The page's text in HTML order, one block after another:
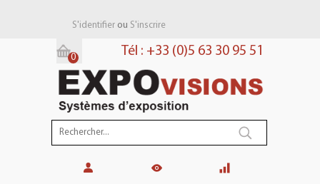
S'identifierou S'inscrire
Tél : +33 (0)5 63 30 95 51
Panier:
0